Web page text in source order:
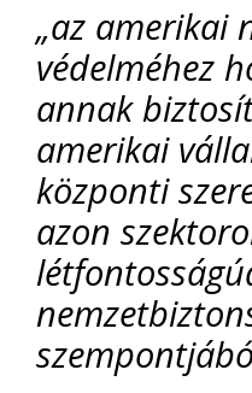
„az amerikai
védelméhez
annak
amerikai
központi
azon